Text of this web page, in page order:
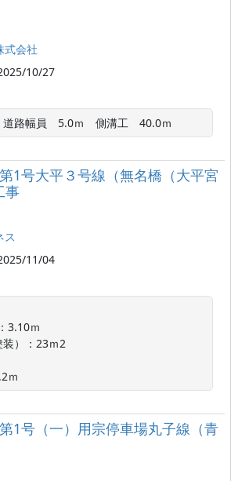
式会社
10/27
路幅員　5.0ｍ　側溝工　40.0ｍ
1号大平３号線（無名橋（大平宮
事
ス
11/04
3.10ｍ
）：23ｍ2
ｍ
1号（一）用宗停車場丸子線（青